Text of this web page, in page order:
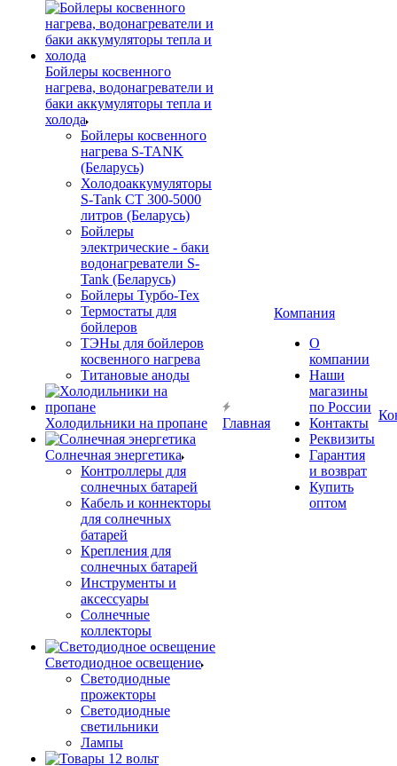
Бойлеры косвенного
нагрева, водонагреватели и
баки аккумуляторы тепла и
холода
Бойлеры косвенного
нагрева S-TANK
(Беларусь)
Холодоаккумуляторы
S-Tank СТ 300-5000
литров (Беларусь)
Бойлеры
электрические - баки
водонагреватели S-
Tank (Беларусь)
Бойлеры Турбо-Тех
Термостаты для
бойлеров
ТЭНы для бойлеров
косвенного нагрева
Титановые аноды
Холодильники на пропане
Солнечная энергетика
Контроллеры для
солнечных батарей
Кабель и коннекторы
для солнечных
батарей
Крепления для
солнечных батарей
Инструменты и
аксессуары
Солнечные
коллекторы
Светодиодное освещение
Светодиодные
прожекторы
Светодиодные
светильники
Лампы
Главная
Компания
О
компании
Наши
магазины
по России
Контакты
Реквизиты
Гарантия
и возврат
Купить
оптом